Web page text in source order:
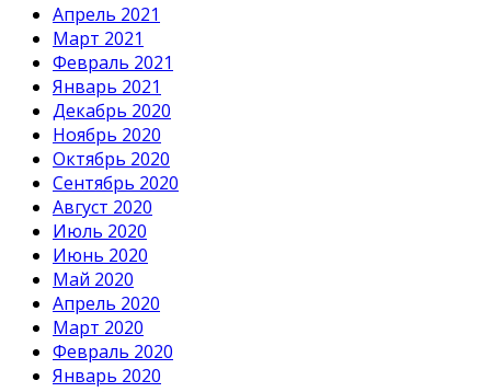
Апрель 2021
Март 2021
Февраль 2021
Январь 2021
Декабрь 2020
Ноябрь 2020
Октябрь 2020
Сентябрь 2020
Август 2020
Июль 2020
Июнь 2020
Май 2020
Апрель 2020
Март 2020
Февраль 2020
Январь 2020